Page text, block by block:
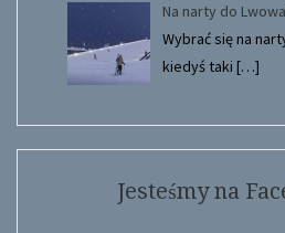
Na narty do
Wybrać się na
kiedyś taki […]
Jesteśmy na